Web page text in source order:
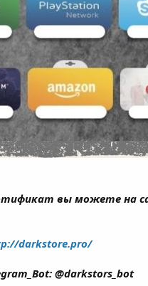
вы можете на
darkstore.pro/
@darkstors_bot